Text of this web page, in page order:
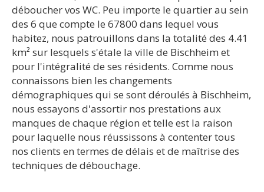
déboucher vos WC. Peu importe le quartier au sein
des 6 que compte le 67800 dans lequel vous
habitez, nous patrouillons dans la totalité des 4.41
km² sur lesquels s'étale la ville de Bischheim et
pour l'intégralité de ses résidents. Comme nous
connaissons bien les changements
démographiques qui se sont déroulés à Bischheim,
nous essayons d'assortir nos prestations aux
manques de chaque région et telle est la raison
pour laquelle nous réussissons à contenter tous
nos clients en termes de délais et de maîtrise des
techniques de débouchage.